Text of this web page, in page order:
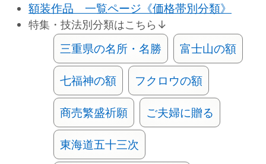
額装作品 一覧ページ《価格帯別分類》
特集・技法別分類はこちら↓
三重県の名所・名勝 富士山の額
七福神の額 フクロウの額
商売繁盛祈願 ご夫婦に贈る
東海道五十三次